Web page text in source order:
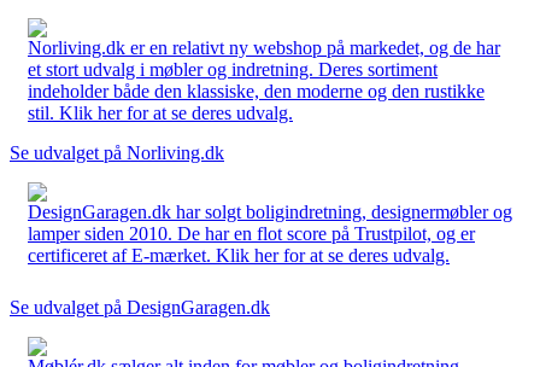
Norliving.dk er en relativt ny webshop på markedet, og de har
et stort udvalg i møbler og indretning. Deres sortiment
indeholder både den klassiske, den moderne og den rustikke
stil. Klik her for at se deres udvalg.
Se udvalget på Norliving.dk
DesignGaragen.dk har solgt boligindretning, designermøbler og
lamper siden 2010. De har en flot score på Trustpilot, og er
certificeret af E-mærket. Klik her for at se deres udvalg.
Se udvalget på DesignGaragen.dk